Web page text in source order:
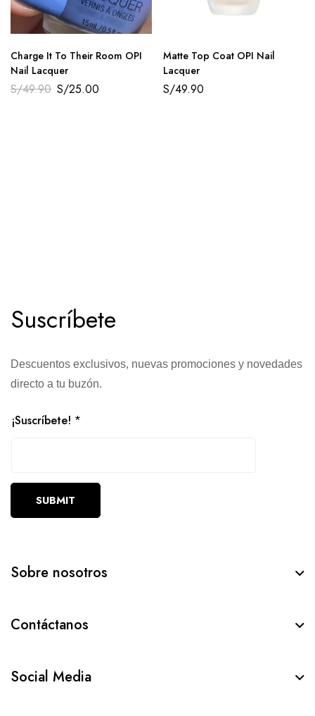
Charge It To Their Room OPI
Nail Lacquer
S/49.90 S/25.00
Matte Top Coat OPI Nail
Lacquer
S/49.90
Suscríbete
Descuentos exclusivos, nuevas promociones y novedades
directo a tu buzón.
¡Suscríbete! *
SUBMIT
Sobre nosotros
Contáctanos
Social Media